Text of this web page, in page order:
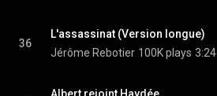
36
L'assassinat (Version longue)
Jérôme Rebotier 100K plays 3:24